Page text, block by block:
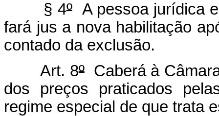
§ 4ºA pessoa jurídica
fará jus a nova habilitação
contado da exclusão.
Art. 8ºCaberá à
dos preços praticados
regime especial de que trata